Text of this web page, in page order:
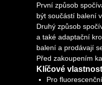
První způsob
být součástí balení
Druhý způsob
a také adaptační
balení a prodávají
Před zakoupením
Klíčové
Pro